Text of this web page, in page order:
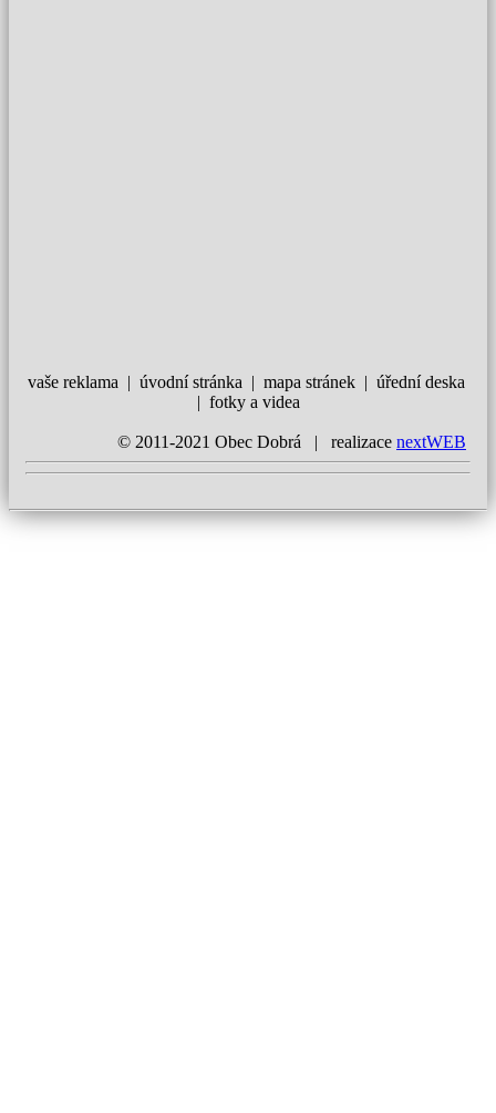
vaše reklama | úvodní stránka | mapa stránek | úřední deska
| fotky a videa
© 2011-2021 Obec Dobrá | realizace nextWEB